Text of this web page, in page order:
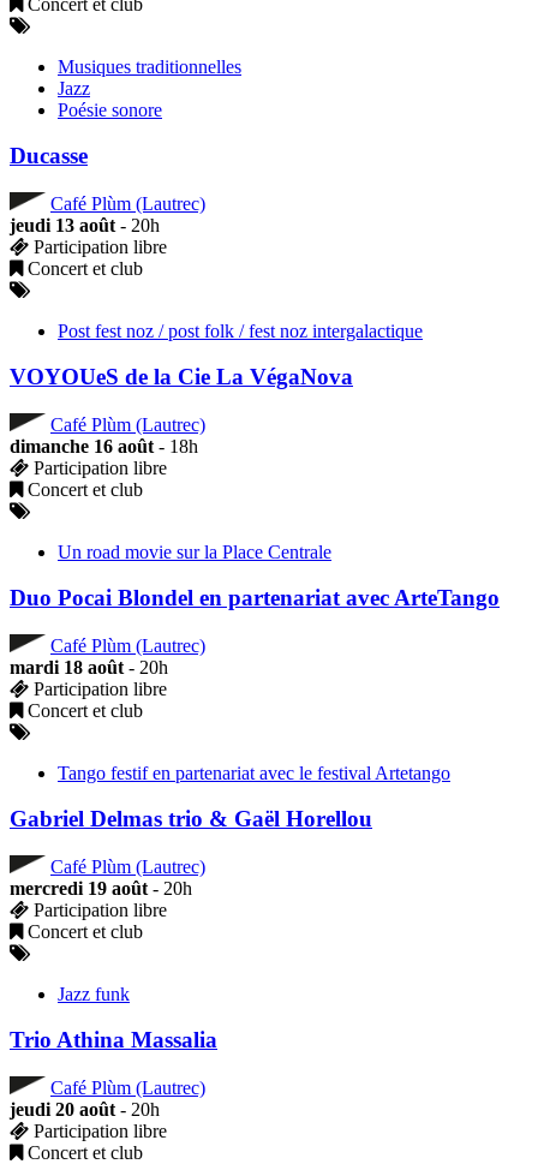
Musiques traditionnelles
Jazz
Poésie sonore
Ducasse
Café Plùm (Lautrec)
jeudi 13 août - 20h
Participation libre
Concert et club
Post fest noz / post folk / fest noz intergalactique
VOYOUeS de la Cie La VégaNova
Café Plùm (Lautrec)
dimanche 16 août - 18h
Participation libre
Concert et club
Un road movie sur la Place Centrale
Duo Pocai Blondel en partenariat avec ArteTango
Café Plùm (Lautrec)
mardi 18 août - 20h
Participation libre
Concert et club
Tango festif en partenariat avec le festival Artetango
Gabriel Delmas trio & Gaël Horellou
Café Plùm (Lautrec)
mercredi 19 août - 20h
Participation libre
Concert et club
Jazz funk
Trio Athina Massalia
Café Plùm (Lautrec)
jeudi 20 août - 20h
Participation libre
Concert et club